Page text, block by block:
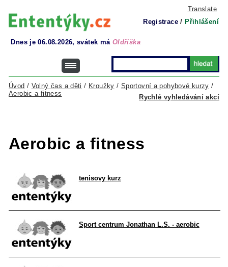
Translate
Registrace / Přihlášení
Dnes je 06.08.2026, svátek má Oldřiška
Rychlé vyhledávání akcí
Úvod / Volný čas a děti / Kroužky / Sportovní a pohybové kurzy /
Aerobic a fitness
Aerobic a fitness
tenisovy kurz
Sport centrum Jonathan L.S. - aerobic